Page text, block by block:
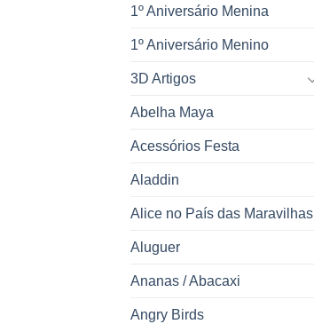
1º Aniversário Menina
1º Aniversário Menino
3D Artigos
Abelha Maya
Acessórios Festa
Aladdin
Alice no País das Maravilhas
Aluguer
Ananas / Abacaxi
Angry Birds